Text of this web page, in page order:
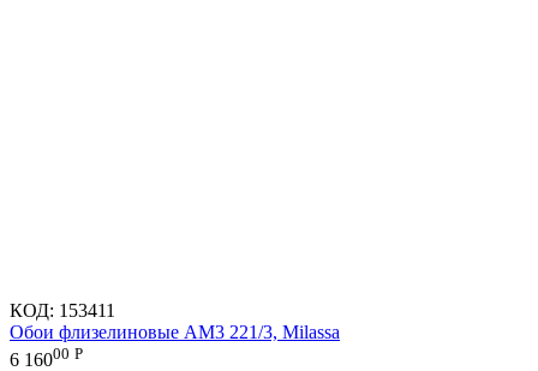
КОД: 153411
Обои флизелиновые AM3 221/3, Milassa
6 16000 Р